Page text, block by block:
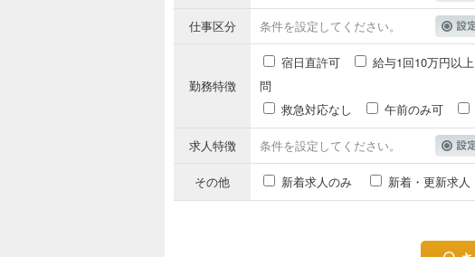
仕事区分 条件を設定してください。
勤務特徴
宿日直許可 給与1回10万円以上
問
救急対応なし
午前のみ可
求人特徴 条件を設定してください。
その他 新着求人のみ
新着・更新求人